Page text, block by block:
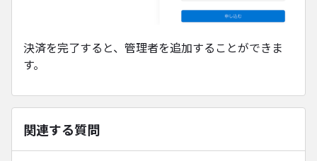
決済を完了すると、管理者を追加することができま
す。
関連する質問